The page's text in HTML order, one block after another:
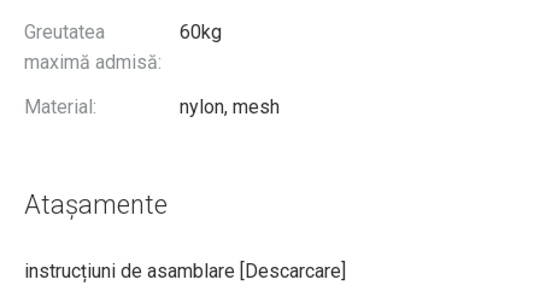
Greutatea
maximă admisă:
60kg
Material: nylon, mesh
Atașamente
instrucțiuni de asamblare [Descarcare]